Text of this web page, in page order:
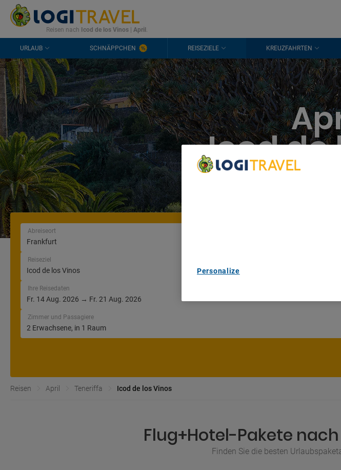
KONTAKT HÄUFIGE FRAGEN 0298 1909 3897
Reisen nach Icod de los Vinos April .
URLAUB SCHNÄPPCHEN REISEZIELE KREUZFAHRTEN
Icod de
Abreiseort
Reiseziel
Ihre Reisedaten
Zimmer und Passagiere
Reisen April Teneriffa Icod de los Vinos
Flug+Hotel-Pakete
Finden Sie die besten
Personalize